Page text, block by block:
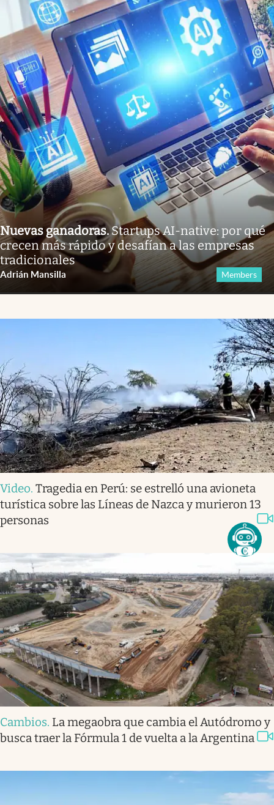
Nuevas ganadoras.Startups AI-native: por qué
crecen más rápido y desafían a las empresas
tradicionales
Adrián Mansilla Members
Video. Tragedia en Perú: se estrelló una avioneta
turística sobre las Líneas de Nazca y murieron 13
personas
Cambios. La megaobra que cambia el Autódromo y
busca traer la Fórmula 1 de vuelta a la Argentina